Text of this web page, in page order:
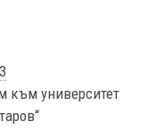
към университет